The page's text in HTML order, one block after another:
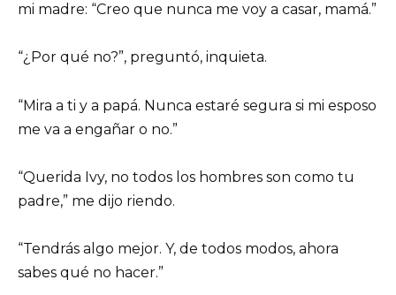
mi madre: “Creo que nunca me voy a casar, mamá.”
“¿Por qué no?”, preguntó, inquieta.
“Mira a ti y a papá. Nunca estaré segura si mi esposo
me va a engañar o no.”
“Querida Ivy, no todos los hombres son como tu
padre,” me dijo riendo.
“Tendrás algo mejor. Y, de todos modos, ahora
sabes qué no hacer.”